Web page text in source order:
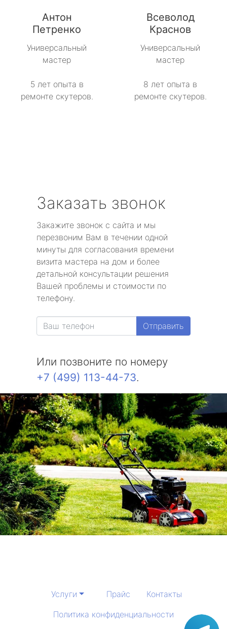
Антон
Петренко
Универсальный
мастер
5 лет опыта в
ремонте скутеров.
Всеволод
Краснов
Универсальный
мастер
8 лет опыта в
ремонте скутеров.
Заказать звонок
Закажите звонок с сайта и мы
перезвоним Вам в течении одной
минуты для согласования времени
визита мастера на дом и более
детальной консультации решения
Вашей проблемы и стоимости по
телефону.
Отправить
Или позвоните по номеру
+7 (499) 113-44-73.
Услуги Прайс
Контакты
Политика конфиденциальности